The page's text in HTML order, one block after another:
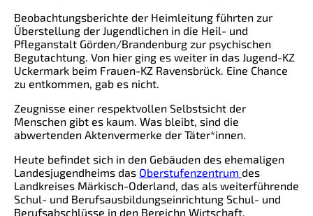
Beobachtungsberichte der Heimleitung führten zur
Überstellung der Jugendlichen in die Heil- und
Pfleganstalt Görden/Brandenburg zur psychischen
Begutachtung. Von hier ging es weiter in das Jugend-KZ
Uckermark beim Frauen-KZ Ravensbrück. Eine Chance
zu entkommen, gab es nicht.
Zeugnisse einer respektvollen Selbstsicht der
Menschen gibt es kaum. Was bleibt, sind die
abwertenden Aktenvermerke der Täter*innen.
Heute befindet sich in den Gebäuden des ehemaligen
Landesjugendheims das Oberstufenzentrum des
Landkreises Märkisch-Oderland, das als weiterführende
Schul- und Berufsausbildungseinrichtung Schul- und
Berufsabschlüsse in den Bereichn Wirtschaft,